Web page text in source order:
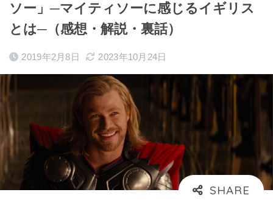
ソー」─マイティソーに感じるイギリス
とは─（感想・解説・裏話）
2019年2月8日 2023年10月24日